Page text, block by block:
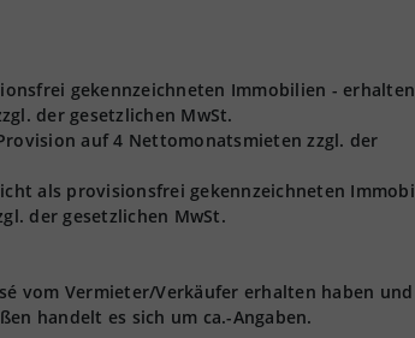
gekennzeichneten Immobilien -
der gesetzlichen MwSt.
auf 4 Nettomonatsmieten zzgl. der
als provisionsfrei gekennzeichneten
der gesetzlichen MwSt.
vom Vermieter/Verkäufer erhalten haben und
handelt es sich um ca.-Angaben.